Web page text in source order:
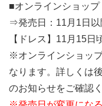
■オンラインショップ
⇒発売日：11月1日
【ドレス】11月15
※オンラインショッ
なります。詳しくは
のお知らせをご確認く